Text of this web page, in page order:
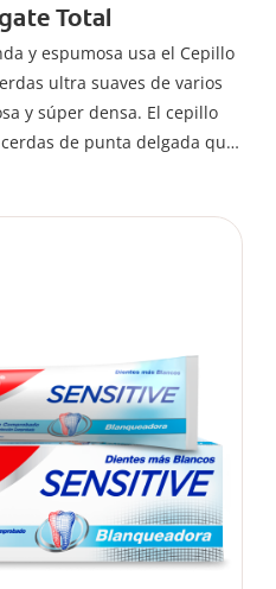
Total
y espumosa usa el Cepillo
ultra suaves de varios
y súper densa. El cepillo
de punta delgada que